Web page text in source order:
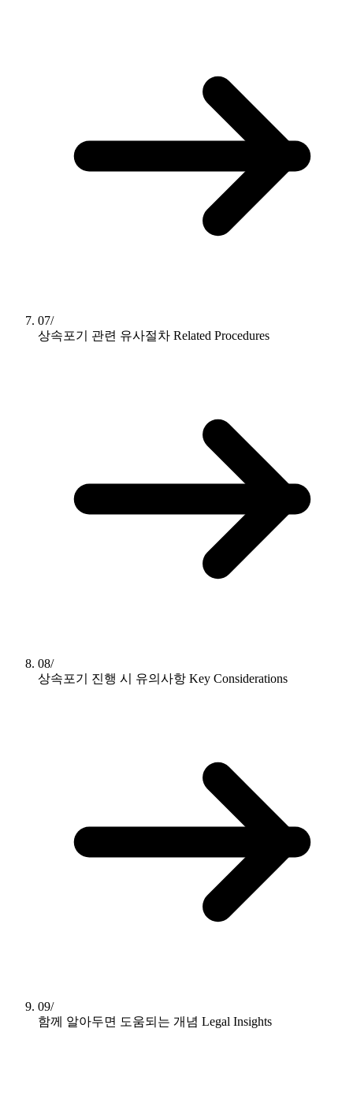
07/
상속포기 관련 유사절차 Related Procedures
08/
상속포기 진행 시 유의사항 Key Considerations
09/
함께 알아두면 도움되는 개념 Legal Insights